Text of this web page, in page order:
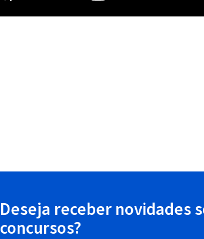
Deseja receber novidades
concursos?